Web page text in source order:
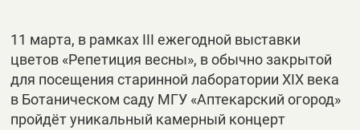
11 марта, в рамках III ежегодной выставки
цветов «Репетиция весны», в обычно закрытой
для посещения старинной лаборатории XIX века
в Ботаническом саду МГУ «Аптекарский огород»
пройдёт уникальный камерный концерт